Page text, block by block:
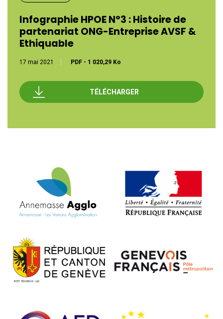
Infographie HPOE N°3 : Histoire de
partenariat ONG-Entreprise AVSF &
Ethiquable
17 mai 2021 PDF - 1 020,29 Ko
TÉLÉCHARGER